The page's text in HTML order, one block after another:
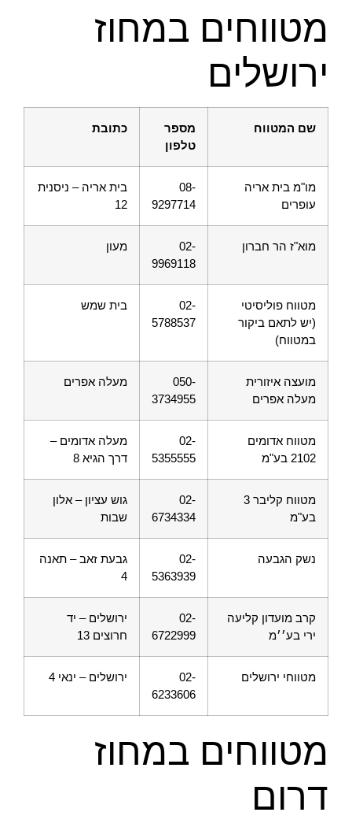
מטווחים במחוז
ירושלים
שם המטווח
מספר
טלפון
כתובת
מו"מ בית אריה
עופרים
08-
9297714
בית אריה – ניסנית
12
מוא"ז הר חברון
02-
9969118
מעון
מטווח פוליסיטי
(יש לתאם ביקור
במטווח)
02-
5788537
בית שמש
מועצה איזורית
מעלה אפרים
050-
3734955
מעלה אפרים
מטווח אדומים
2102 בע"מ
02-
5355555
מעלה אדומים –
דרך הגיא 8
מטווח קליבר 3
בע"מ
02-
6734334
גוש עציון – אלון
שבות
נשק הגבעה
02-
5363939
גבעת זאב – תאנה
4
קרב מועדון קליעה
ירי בע׳׳מ
02-
6722999
ירושלים – יד
חרוצים 13
מטווחי ירושלים
02-
6233606
ירושלים – ינאי 4
מטווחים במחוז
דרום